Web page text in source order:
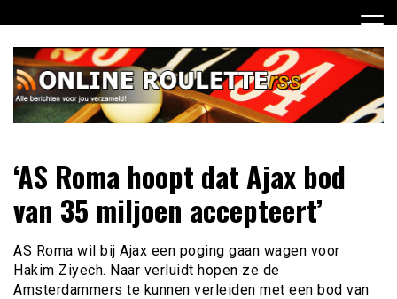
naar
inhoud
Online Roulette RSS
verzameld
‘AS Roma hoopt dat Ajax bod
van 35 miljoen accepteert’
AS Roma wil bij Ajax een poging gaan wagen voor
Hakim Ziyech. Naar verluidt hopen ze de
Amsterdammers te kunnen verleiden met een bod van